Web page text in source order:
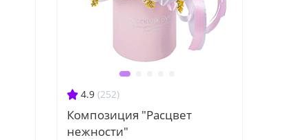
4.9 (252)
Композиция "Расцвет
нежности"